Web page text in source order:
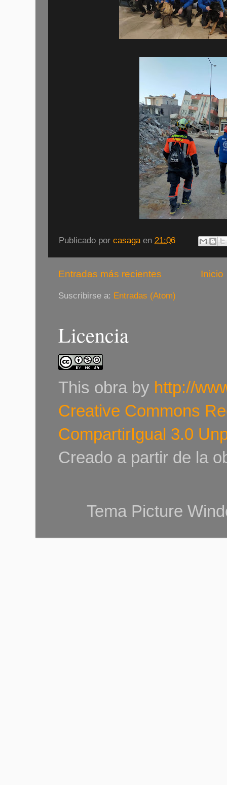
Publicado por casaga en 21:06
Entradas más recientes Inicio
Suscribirse a: Entradas (Atom)
Licencia
This obraby http://
Creative Commons
CompartirIgual 3.0
Creado a partir de la
Tema Picture